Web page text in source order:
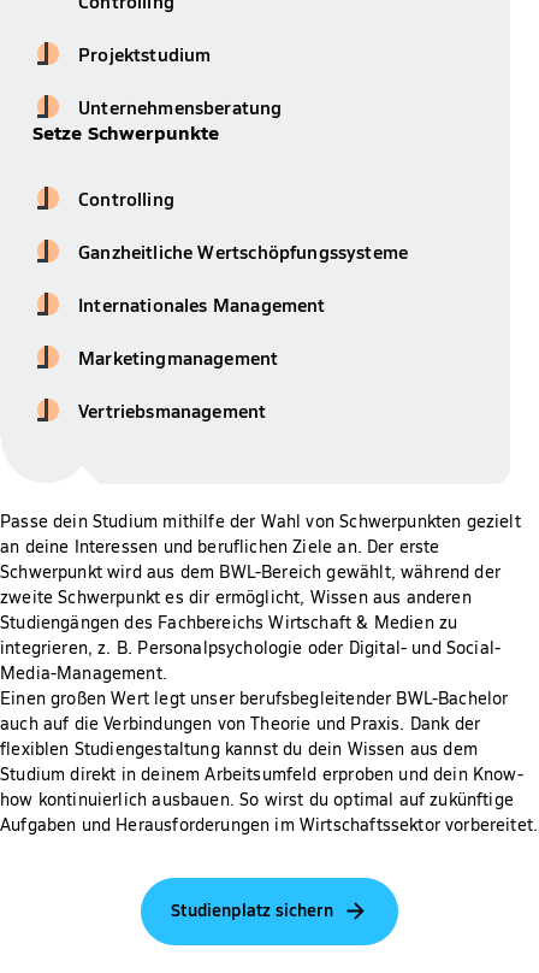
Projektstudium
Unternehmensberatung
Setze Schwerpunkte
Controlling
Ganzheitliche Wertschöpfungssysteme
Internationales Management
Marketingmanagement
Vertriebsmanagement
Passe dein Studium mithilfe der Wahl von Schwerpunkten gezielt
an deine Interessen und beruflichen Ziele an. Der erste
Schwerpunkt wird aus dem BWL-Bereich gewählt, während der
zweite Schwerpunkt es dir ermöglicht, Wissen aus anderen
Studiengängen des Fachbereichs Wirtschaft & Medien zu
integrieren, z. B. Personalpsychologie oder Digital- und Social-
Media-Management.
Einen großen Wert legt unser berufsbegleitender BWL-Bachelor
auch auf die Verbindungen von Theorie und Praxis. Dank der
flexiblen Studiengestaltung kannst du dein Wissen aus dem
Studium direkt in deinem Arbeitsumfeld erproben und dein Know-
how kontinuierlich ausbauen. So wirst du optimal auf zukünftige
Aufgaben und Herausforderungen im Wirtschaftssektor vorbereitet.
Studienplatz sichern